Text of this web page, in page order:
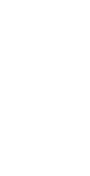
favoritos